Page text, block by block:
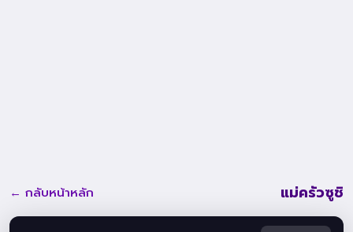
← กลับหน้าหลัก แม่ครัวซูชิ